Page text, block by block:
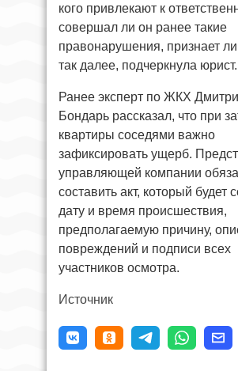
кого привлекают к
совершал ли он ранее такие
правонарушения, признает
так далее, подчеркнула юрист.
Ранее эксперт по ЖКХ
Бондарь рассказал, что при
квартиры соседями важно
зафиксировать ущерб.
управляющей компании
составить акт, который будет
дату и время происшествия,
предполагаемую причину,
повреждений и подписи всех
участников осмотра.
Источник